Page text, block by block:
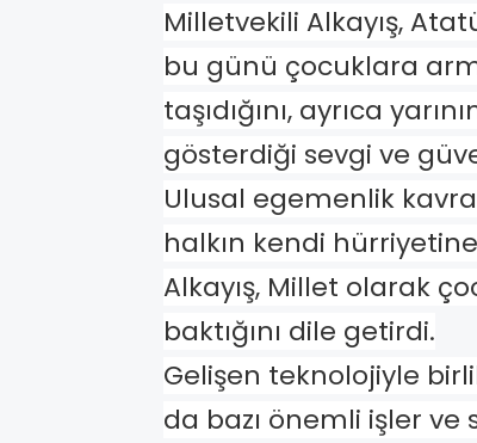
Milletvekili Alkayış,
bu günü çocuklara
taşıdığını, ayrıca
gösterdiği sevgi ve
Ulusal egemenlik
halkın kendi
Alkayış, Millet olarak
baktığını dile getirdi.
Gelişen teknolojiyle
da bazı önemli işler